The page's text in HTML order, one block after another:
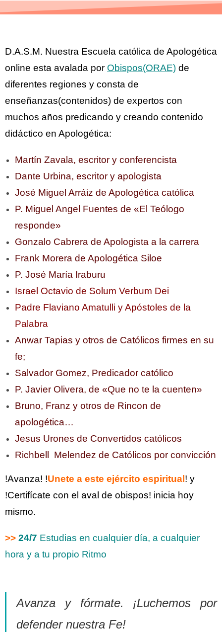
D.A.S.M. Nuestra Escuela católica de Apologética
online esta avalada por Obispos(ORAE) de
diferentes regiones y consta de
enseñanzas(contenidos) de expertos con
muchos años predicando y creando contenido
didáctico en Apologética:
Martín Zavala, escritor y conferencista
Dante Urbina, escritor y apologista
José Miguel Arráiz de Apologética católica
P. Miguel Angel Fuentes de «El Teólogo
responde»
Gonzalo Cabrera de Apologista a la carrera
Frank Morera de Apologética Siloe
P. José María Iraburu
Israel Octavio de Solum Verbum Dei
Padre Flaviano Amatulli y Apóstoles de la
Palabra
Anwar Tapias y otros de Católicos firmes en su
fe;
Salvador Gomez, Predicador católico
P. Javier Olivera, de «Que no te la cuenten»
Bruno, Franz y otros de Rincon de
apologética…
Jesus Urones de Convertidos católicos
Richbell Melendez de Católicos por convicción
!Avanza! !Unete a este ejército espiritual ! y
!Certifícate con el aval de obispos! inicia hoy
mismo.
>> 24/7 Estudias en cualquier día, a cualquier
hora y a tu propio Ritmo
Avanza y fórmate. ¡Luchemos por
defender nuestra Fe!